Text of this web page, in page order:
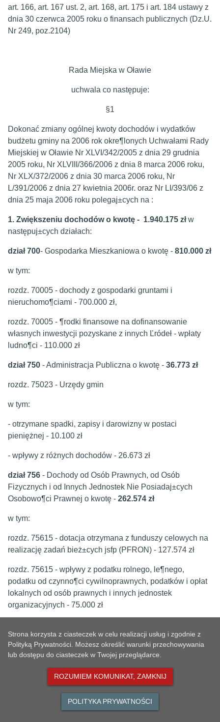
art. 166, art. 167 ust. 2, art. 168, art. 175 i art. 184 ustawy z
dnia 30 czerwca 2005 roku o finansach publicznych (Dz.U.
Nr 249, poz.2104)
Rada Miejska w Oławie
uchwala co następuje:
§1
Dokonać zmiany ogólnej kwoty dochodów i wydatków
budżetu gminy na 2006 rok okre¶lonych Uchwałami Rady
Miejskiej w Oławie Nr XLVI/342/2005 z dnia 29 grudnia
2005 roku, Nr XLVIII/366/2006 z dnia 8 marca 2006 roku,
Nr XLX/372/2006 z dnia 30 marca 2006 roku, Nr
L/391/2006 z dnia 27 kwietnia 2006r. oraz Nr LI/393/06 z
dnia 25 maja 2006 roku polegaj±cych na :
1. Zwiększeniu dochodów o kwotę - 1.940.175 złw
następuj±cych działach:
dział 700- Gospodarka Mieszkaniowa o kwotę - 810.000 zł
w tym:
rozdz. 70005 - dochody z gospodarki gruntami i
nieruchomo¶ciami - 700.000 zł,
rozdz. 70005 - ¶rodki finansowe na dofinansowanie
własnych inwestycji pozyskane z innych Ľródeł - wpłaty
ludno¶ci - 110.000 zł
dział 750 - Administracja Publiczna o kwotę - 36.773 zł
rozdz. 75023 - Urzędy gmin
w tym:
- otrzymane spadki, zapisy i darowizny w postaci
pieniężnej - 10.100 zł
- wpływy z różnych dochodów - 26.673 zł
dział 756 - Dochody od Osób Prawnych, od Osób
Fizycznych i od Innych Jednostek Nie Posiadaj±cych
Osobowo¶ci Prawnej o kwotę - 262.574 zł
w tym:
rozdz. 75615 - dotacja otrzymana z funduszy celowych na
realizację zadań bież±cych jsfp (PFRON) - 127.574 zł
rozdz. 75615 - wpływy z podatku rolnego, le¶nego,
podatku od czynno¶ci cywilnoprawnych, podatków i opłat
lokalnych od osób prawnych i innych jednostek
organizacyjnych - 75.000 zł
podatku od spadku i darowizn, podatku od czynno¶ci
cywilnoprawnych oraz podatków i opłat lokalnych od osób
fizycznych - 60.000 zł
O¶wiata i Wychowanie o kwotę -30.000 zł
rozdz. 80104 - dotacja celowa na pokrycie kosztów dotacji
dot. dzieci uczęszczaj±cych do przedszkoli miejskich, zad.
Strona korzysta z ciasteczek w celu realizacji usług i zgodnie z
Polityką Prywatności. Możesz określić warunki przechowywania
lub dostępu do ciasteczek w Twojej przeglądarce.
ROZUMIEM KOMUNIKAT, ZAMKNIJ
POLITYKA PRYWATNOŚCI